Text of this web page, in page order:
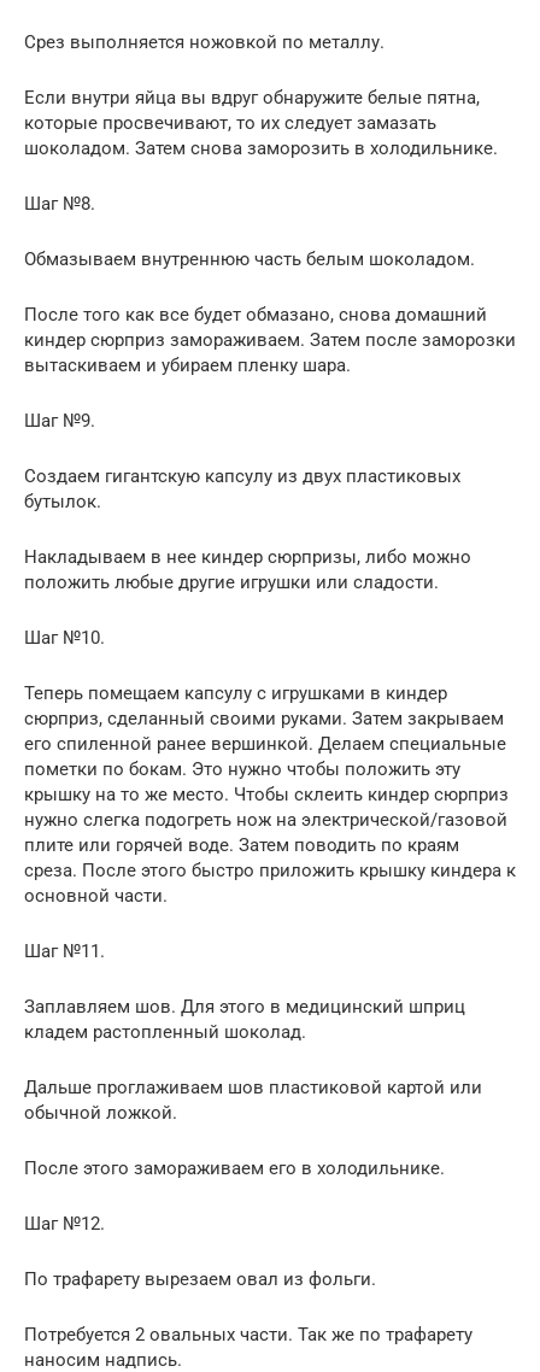
Срез выполняется ножовкой по металлу.
Если внутри яйца вы вдруг обнаружите белые пятна,
которые просвечивают, то их следует замазать
шоколадом. Затем снова заморозить в холодильнике.
Шаг №8.
Обмазываем внутреннюю часть белым шоколадом.
После того как все будет обмазано, снова домашний
киндер сюрприз замораживаем. Затем после заморозки
вытаскиваем и убираем пленку шара.
Шаг №9.
Создаем гигантскую капсулу из двух пластиковых
бутылок.
Накладываем в нее киндер сюрпризы, либо можно
положить любые другие игрушки или сладости.
Шаг №10.
Теперь помещаем капсулу с игрушками в киндер
сюрприз, сделанный своими руками. Затем закрываем
его спиленной ранее вершинкой. Делаем специальные
пометки по бокам. Это нужно чтобы положить эту
крышку на то же место. Чтобы склеить киндер сюрприз
нужно слегка подогреть нож на электрической/газовой
плите или горячей воде. Затем поводить по краям
среза. После этого быстро приложить крышку киндера к
основной части.
Шаг №11.
Заплавляем шов. Для этого в медицинский шприц
кладем растопленный шоколад.
Дальше проглаживаем шов пластиковой картой или
обычной ложкой.
После этого замораживаем его в холодильнике.
Шаг №12.
По трафарету вырезаем овал из фольги.
Потребуется 2 овальных части. Так же по трафарету
наносим надпись.